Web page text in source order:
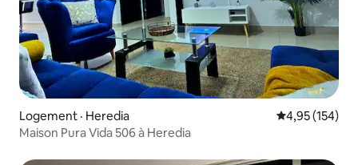
Logement · Heredia Note
4,95 (154)
Maison Pura Vida 506 à Heredia